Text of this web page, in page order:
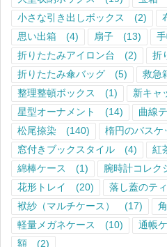
小さな引き出しボックス
(2)
思い出箱
(4) 扇子 (13)
折りたたみアイロン台
(2) 折
折りたたみ傘バッグ
(5) 救急
整理整頓ボックス
(1) 新キャ
星型オーナメント
(14) 曲線
松尾捺染
(140) 楕円のバスケ
窓付きブックスタイル
(4) 紅
綿棒ケース
(1) 腕時計コレク
花形トレイ
(20) 落し蓋のテ
袱紗（マルチケース）
(17)
軽量メガネケース
(10) 通帳
額
(2)